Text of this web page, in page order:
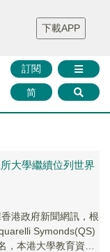
財華證券 媒體矩陣
智庫沙龍
聯絡我們
訂閱
简
下載APP
大學繼續位列世界
港政府新聞網訊，根
Symonds(QS)
本港大學教育資助